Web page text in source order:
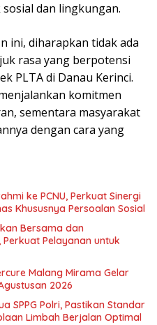
dan lingkungan.
ini, diharapkan tidak ada
rasa yang berpotensi
PLTA di Danau Kerinci.
komitmen
sementara masyarakat
dengan cara yang
ke PCNU, Perkuat Sinergi
Khususnya Persoalan Sosial
Bersama dan
Pelayanan untuk
Malang Mirama Gelar
2026
SPPG Polri, Pastikan Standar
Limbah Berjalan Optimal